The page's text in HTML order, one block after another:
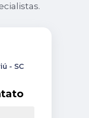
- SC